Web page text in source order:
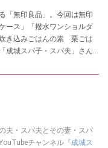
「無印良品」。今回は無印
ース」「撥水ワンショルダ
き込みごはんの素 栗ごは
成城スパ子・スパ夫」さん
夫・スパ夫とその妻・スパ
チャンネル『成城ス